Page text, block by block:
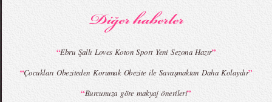
MBFWI - Giray Sepin 2015 Yaz Koleksiyonu MBFWI - Burçe Bekrek 2015 Yaz Koleksiyonu
“Ebru Şallı Loves Koton Sport Yeni Sezona Hazır”
“Çocukları Obeziteden Korumak Obezite ile Savaşmaktan Daha Kolaydır”
“Burcunuza göre makyaj önerileri”